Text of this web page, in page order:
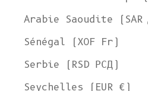
Sénégal (XOF Fr)
Serbie (RSD РСД)
Seychelles (EUR €)